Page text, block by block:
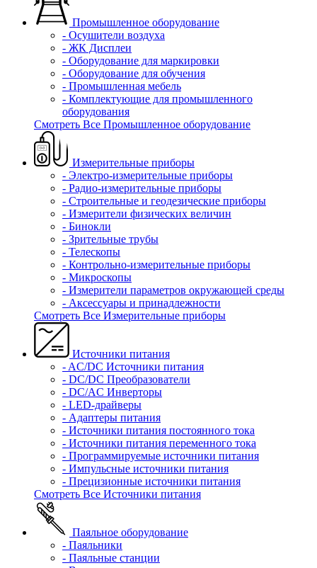
Промышленное оборудование
- Осушители воздуха
- ЖК Дисплеи
- Оборудование для маркировки
- Оборудование для обучения
- Промышленная мебель
- Комплектующие для промышленного
оборудования
Смотреть Все Промышленное оборудование
Измерительные приборы
- Электро-измерительные приборы
- Радио-измерительные приборы
- Строительные и геодезические приборы
- Измерители физических величин
- Бинокли
- Зрительные трубы
- Телескопы
- Контрольно-измерительные приборы
- Микроскопы
- Измерители параметров окружающей среды
- Аксессуары и принадлежности
Смотреть Все Измерительные приборы
Источники питания
- AC/DC Источники питания
- DC/DC Преобразователи
- DC/AC Инверторы
- LED-драйверы
- Адаптеры питания
- Источники питания постоянного тока
- Источники питания переменного тока
- Программируемые источники питания
- Импульсные источники питания
- Прецизионные источники питания
Смотреть Все Источники питания
Паяльное оборудование
- Паяльники
- Паяльные станции